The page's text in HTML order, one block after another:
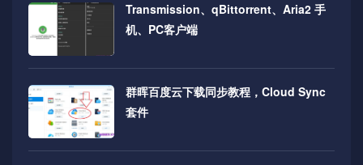
Transmission、qBittorrent、Aria2 手
机、PC客户端
群晖百度云下载同步教程，Cloud Sync
套件